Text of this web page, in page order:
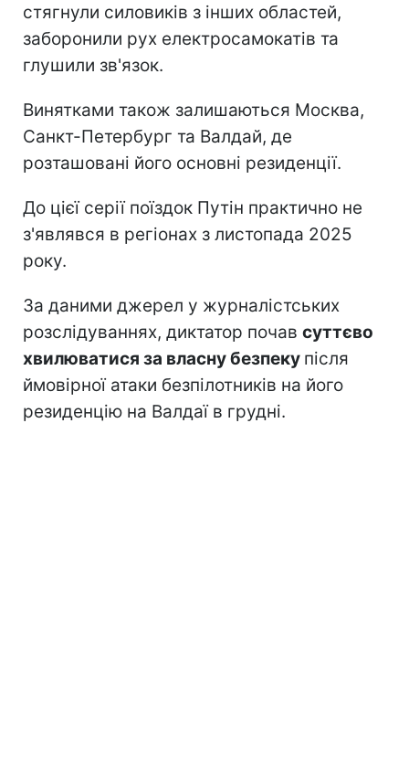
стягнули силовиків з інших областей,
заборонили рух електросамокатів та
глушили зв'язок.
Винятками також залишаються Москва,
Санкт-Петербург та Валдай, де
розташовані його основні резиденції.
До цієї серії поїздок Путін практично не
з'являвся в регіонах з листопада 2025
року.
За даними джерел у журналістських
розслідуваннях, диктатор почав суттєво
хвилюватися за власну безпеку після
ймовірної атаки безпілотників на його
резиденцію на Валдаї в грудні.